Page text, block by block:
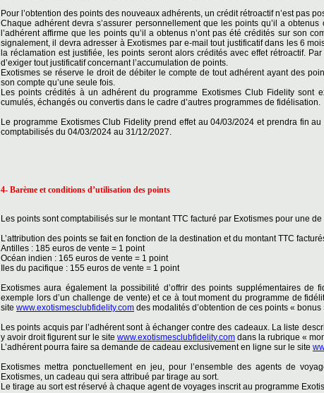
Pour l’obtention des points des nouveaux adhérents, un crédit rétroactif n’est pas
Chaque adhérent devra s’assurer personnellement que les points qu’il a
l’adhérent affirme que les points qu’il a obtenus n’ont pas été crédités sur son
signalement, il devra adresser à Exotismes par e-mail tout justificatif dans les 6
la réclamation est justifiée, les points seront alors crédités avec effet rétroactif.
d’exiger tout justificatif concernant l’accumulation de points.
Exotismes se réserve le droit de débiter le compte de tout adhérent ayant des
son compte qu’une seule fois.
Les points crédités à un adhérent du programme Exotismes Club Fidelity sont
cumulés, échangés ou convertis dans le cadre d’autres programmes de fidélisation.
Le programme Exotismes Club Fidelity prend effet au 04/03/2024 et prendra fin
comptabilisés du 04/03/2024 au 31/12/2027.
4- Barème et conditions d’utilisation des points
Les points sont comptabilisés sur le montant TTC facturé par Exotismes pour une
L’attribution des points se fait en fonction de la destination et du montant TTC
Antilles : 185 euros de vente = 1 point
Océan indien : 165 euros de vente = 1 point
Iles du pacifique : 155 euros de vente = 1 point
Exotismes aura également la possibilité d’offrir des points supplémentaires
exemple lors d’un challenge de vente) et ce à tout moment du programme de
site www.exotismesclubfidelity.com des modalités d’obtention de ces points « bonus
Les points acquis par l’adhérent sont à échanger contre des cadeaux. La liste
y avoir droit figurent sur le site www.exotismesclubfidelity.com dans la rubrique «
L’adhérent pourra faire sa demande de cadeau exclusivement en ligne sur le site
Exotismes mettra ponctuellement en jeu, pour l’ensemble des agents de
Exotismes, un cadeau qui sera attribué par tirage au sort.
Le tirage au sort est réservé à chaque agent de voyages inscrit au programme